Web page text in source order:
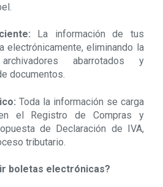
La información de tus
electrónicamente, eliminando la
abarrotados y
documentos.
Toda la información se carga
en el Registro de Compras y
de Declaración de IVA,
tributario.
boletas electrónicas?